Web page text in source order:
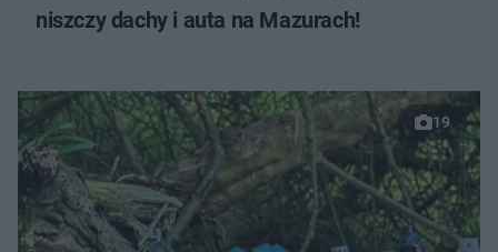
niszczy dachy i auta na Mazurach!
19